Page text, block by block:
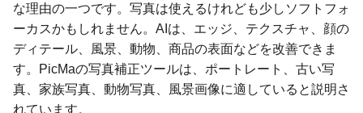
な理由の一つです。写真は使えるけれども少しソフトフォ
ーカスかもしれません。AIは、エッジ、テクスチャ、顔の
ディテール、風景、動物、商品の表面などを改善できま
す。PicMaの写真補正ツールは、ポートレート、古い写
真、家族写真、動物写真、風景画像に適していると説明さ
れています。